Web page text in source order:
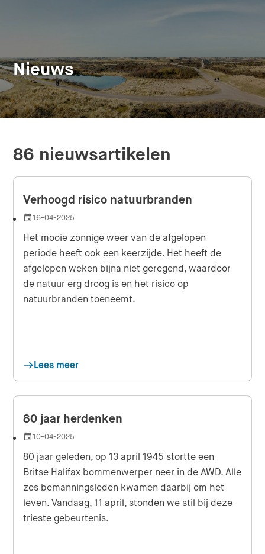
Nieuws
86 nieuwsartikelen
Verhoogd risico natuurbranden
Datum
16-04-2025
Het mooie zonnige weer van de afgelopen
periode heeft ook een keerzijde. Het heeft de
afgelopen weken bijna niet geregend, waardoor
de natuur erg droog is en het risico op
natuurbranden toeneemt.
Lees meer
80 jaar herdenken
Datum
10-04-2025
80 jaar geleden, op 13 april 1945 stortte een
Britse Halifax bommenwerper neer in de AWD. Alle
zes bemanningsleden kwamen daarbij om het
leven. Vandaag, 11 april, stonden we stil bij deze
trieste gebeurtenis.